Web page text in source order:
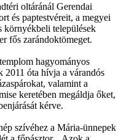
oltáránál Gerendai
és paptestvéreit, a megyei
környékbeli települések
fős zarándoktömeget.
hagyományos
2011 óta hívja a várandós
valamint a
keretében megáldja őket,
kérve.
szívéhez a Mária-ünnepek